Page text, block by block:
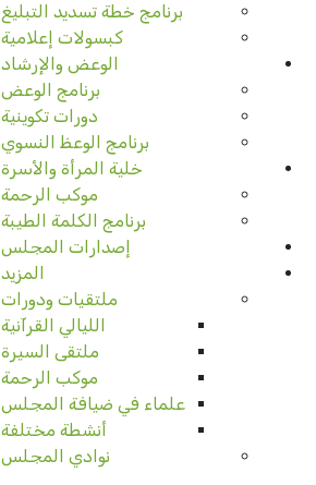
برنامج خطة تسديد التبليغ
كبسولات إعلامية
الوعض والإرشاد
برنامج الوعض
دورات تكوينية
برنامج الوعظ النسوي
خلية المرأة والأسرة
موكب الرحمة
برنامج الكلمة الطيبة
إصدارات المجلس
المزيد
ملتقيات ودورات
الليالي القرآنية
ملتقى السيرة
موكب الرحمة
علماء في ضيافة المجلس
أنشطة مختلفة
نوادي المجلس